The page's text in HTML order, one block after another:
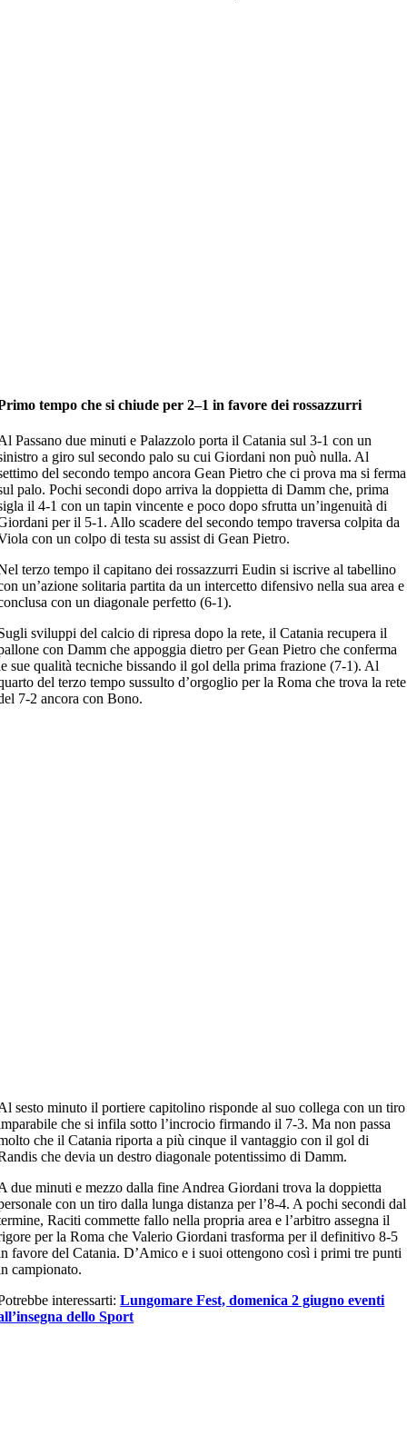
tempo che si chiude per 2–1 in favore dei rossazzurri
Passano due minuti e Palazzolo porta il Catania sul 3-1 con un
a giro sul secondo palo su cui Giordani non può nulla. Al
del secondo tempo ancora Gean Pietro che ci prova ma si ferma
palo. Pochi secondi dopo arriva la doppietta di Damm che, prima
il 4-1 con un tapin vincente e poco dopo sfrutta un’ingenuità di
per il 5-1. Allo scadere del secondo tempo traversa colpita da
con un colpo di testa su assist di Gean Pietro.
terzo tempo il capitano dei rossazzurri Eudin si iscrive al tabellino
un’azione solitaria partita da un intercetto difensivo nella sua area e
con un diagonale perfetto (6-1).
sviluppi del calcio di ripresa dopo la rete, il Catania recupera il
con Damm che appoggia dietro per Gean Pietro che conferma
sue qualità tecniche bissando il gol della prima frazione (7-1). Al
del terzo tempo sussulto d’orgoglio per la Roma che trova la rete
7-2 ancora con Bono.
sesto minuto il portiere capitolino risponde al suo collega con un tiro
che si infila sotto l’incrocio firmando il 7-3. Ma non passa
che il Catania riporta a più cinque il vantaggio con il gol di
che devia un destro diagonale potentissimo di Damm.
due minuti e mezzo dalla fine Andrea Giordani trova la doppietta
con un tiro dalla lunga distanza per l’8-4. A pochi secondi dal
Raciti commette fallo nella propria area e l’arbitro assegna il
per la Roma che Valerio Giordani trasforma per il definitivo 8-5
favore del Catania. D’Amico e i suoi ottengono così i primi tre punti
campionato.
interessarti:Lungomare Fest, domenica 2 giugno eventi
dello Sport